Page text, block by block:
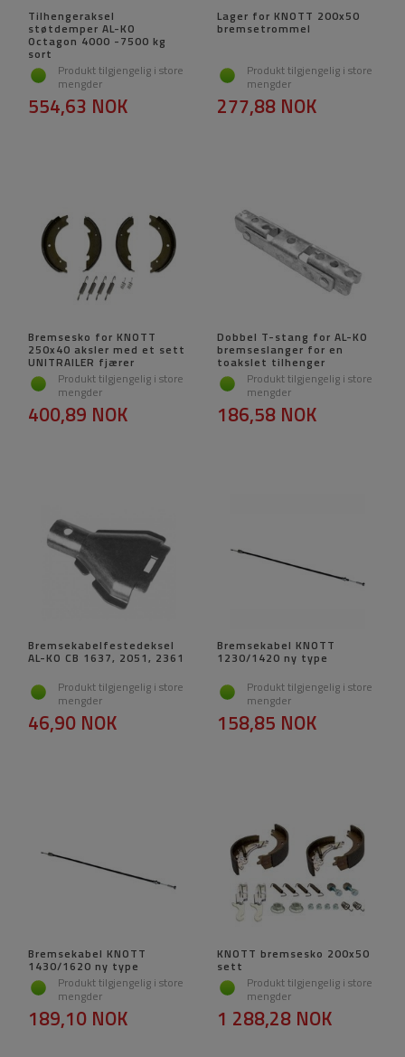
Tilhengeraksel
støtdemper AL-KO
Octagon 4000 -7500 kg
sort
Produkt tilgjengelig i store
mengder
554,63 NOK
Lager for KNOTT 200x50
bremsetrommel
Produkt tilgjengelig i store
mengder
277,88 NOK
Bremsesko for KNOTT
250x40 aksler med et sett
UNITRAILER fjærer
Produkt tilgjengelig i store
mengder
400,89 NOK
Dobbel T-stang for AL-KO
bremseslanger for en
toakslet tilhenger
Produkt tilgjengelig i store
mengder
186,58 NOK
Bremsekabelfestedeksel
AL-KO CB 1637, 2051, 2361
Produkt tilgjengelig i store
mengder
46,90 NOK
Bremsekabel KNOTT
1230/1420 ny type
Produkt tilgjengelig i store
mengder
158,85 NOK
Bremsekabel KNOTT
1430/1620 ny type
Produkt tilgjengelig i store
mengder
189,10 NOK
KNOTT bremsesko 200x50
sett
Produkt tilgjengelig i store
mengder
1 288,28 NOK